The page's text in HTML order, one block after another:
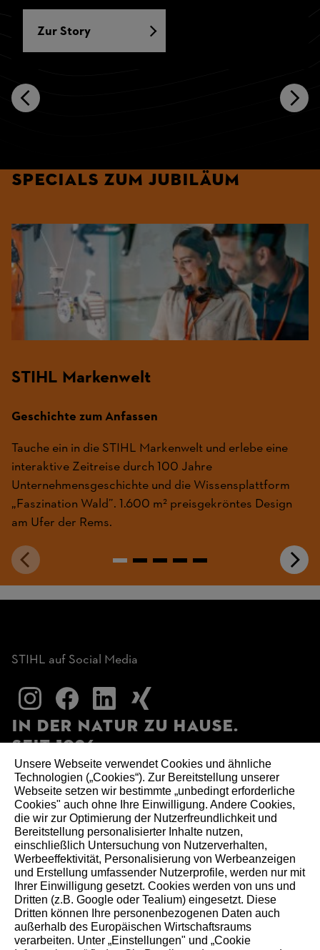
Zur Story
Specials zum Jubiläum
STIHL Markenwelt
Geschichte zum Anfassen
Tauche ein in die STIHL Markenwelt und erlebe eine
interaktive Zeitreise durch 100 Jahre
Unternehmensgeschichte und die Wissensplattform
„Faszination Wald”. 1.600 m² preisgekröntes Design
am Ufer der Rems.
STIHL auf Social Media
In der Natur zu Hause.
Seit 1926.
Seit 100 Jahren prägen Verantwortung und Fortschritt
unser Handeln – für Menschen, Natur und kommende
Generationen.
Unsere Webseite verwendet Cookies und ähnliche
Technologien („Cookies“). Zur Bereitstellung unserer
Webseite setzen wir bestimmte „unbedingt erforderliche
Cookies" auch ohne Ihre Einwilligung. Andere Cookies,
die wir zur Optimierung der Nutzerfreundlichkeit und
Bereitstellung personalisierter Inhalte nutzen,
einschließlich Untersuchung von Nutzerverhalten,
Werbeeffektivität, Personalisierung von Werbeanzeigen
und Erstellung umfassender Nutzerprofile, werden nur mit
Ihrer Einwilligung gesetzt. Cookies werden von uns und
Dritten (z.B. Google oder Tealium) eingesetzt. Diese
Dritten können Ihre personenbezogenen Daten auch
außerhalb des Europäischen Wirtschaftsraums
verarbeiten. Unter „Einstellungen" und „Cookie